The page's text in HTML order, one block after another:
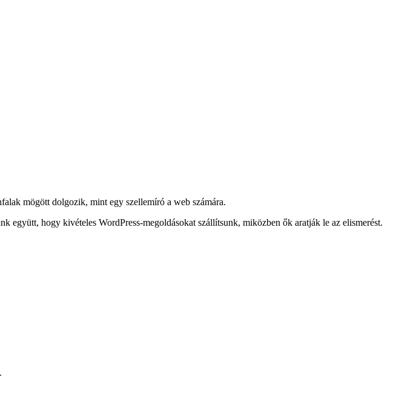
mögött dolgozik, mint egy szellemíró a web számára.
hogy kivételes WordPress-megoldásokat szállítsunk, miközben ők aratják le az elismerést.